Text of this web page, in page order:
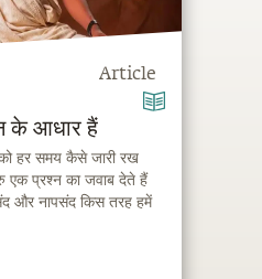
Article
के आधार हैं
हर समय कैसे जारी रख
प्रश्न का जवाब देते हैं
और नापसंद किस तरह हमें